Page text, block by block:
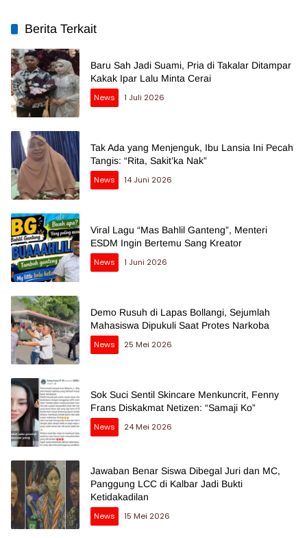
Berita Terkait
Baru Sah Jadi Suami, Pria di Takalar Ditampar
Kakak Ipar Lalu Minta Cerai
News
1 Juli 2026
Tak Ada yang Menjenguk, Ibu Lansia Ini Pecah
Tangis: “Rita, Sakit’ka Nak”
News
14 Juni 2026
Viral Lagu “Mas Bahlil Ganteng”, Menteri
ESDM Ingin Bertemu Sang Kreator
News
1 Juni 2026
Demo Rusuh di Lapas Bollangi, Sejumlah
Mahasiswa Dipukuli Saat Protes Narkoba
News
25 Mei 2026
Sok Suci Sentil Skincare Menkuncrit, Fenny
Frans Diskakmat Netizen: “Samaji Ko”
News
24 Mei 2026
Jawaban Benar Siswa Dibegal Juri dan MC,
Panggung LCC di Kalbar Jadi Bukti
Ketidakadilan
News
15 Mei 2026